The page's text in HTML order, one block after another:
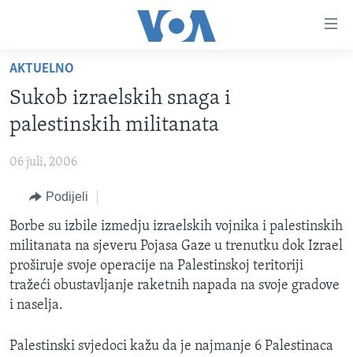
glavni
sadržaj
na
glavnu
navigaciju
pretragu
TV PROGRAM
VIDEO
FOTOGRAFIJE DANA
VIJESTI
SJEDINJENE AMERIČKE DRŽAVE
BOSNA I HERCEGOVINA
NAUKA I TEHNOLOGIJA
SPECIJALNI PROJEKTI
KORUPCIJA
SLOBODA MEDIJA
ŽENSKA STRANA
IZBJEGLIČKA STRANA
AKTUELNO
Sukob izraelskih snaga i
palestinskih militanata
06 juli, 2006
Podijeli
Borbe su izbile izmedju izraelskih vojnika i palestinskih
militanata na sjeveru Pojasa Gaze u trenutku dok Izrael
proširuje svoje operacije na Palestinskoj teritoriji
tražeći obustavljanje raketnih napada na svoje gradove
i naselja.
Palestinski svjedoci kažu da je najmanje 6 Palestinaca